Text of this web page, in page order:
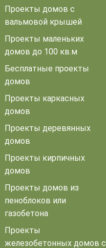
Проекты домов с
вальмовой крышей
Проекты маленьких
домов до 100 кв.м
Бесплатные проекты
домов
Проекты каркасных
домов
Проекты деревянных
домов
Проекты кирпичных
домов
Проекты домов из
пеноблоков или
газобетона
Проекты
железобетонных домов с